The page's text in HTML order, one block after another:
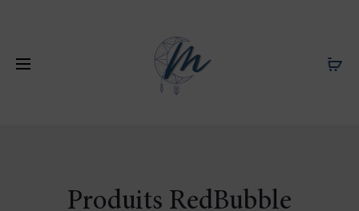
Produits RedBubble